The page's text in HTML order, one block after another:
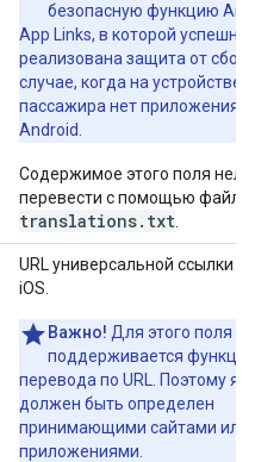
безопасную функцию
App Links, в которой успешно
реализована защита от
случае, когда на устройстве
пассажира нет приложения
Android.
Содержимое этого поля
перевести с помощью файла
translations.txt
URL универсальной ссылки
iOS.
Важно! Для этого поля не
поддерживается функция
перевода по URL. Поэтому
должен быть определен
принимающими сайтами или
приложениями.